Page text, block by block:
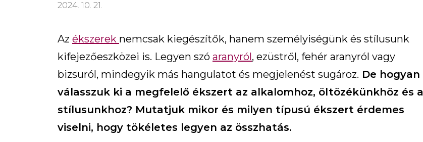
2024. 10. 21.
Az ékszerek nemcsak kiegészítők, hanem személyiségünk és stílusunk
kifejezőeszközei is. Legyen szó aranyról, ezüstről, fehér aranyról vagy
bizsuról, mindegyik más hangulatot és megjelenést sugároz. De hogyan
válasszuk ki a megfelelő ékszert az alkalomhoz, öltözékünkhöz és a
stílusunkhoz? Mutatjuk mikor és milyen típusú ékszert érdemes
viselni, hogy tökéletes legyen az összhatás.